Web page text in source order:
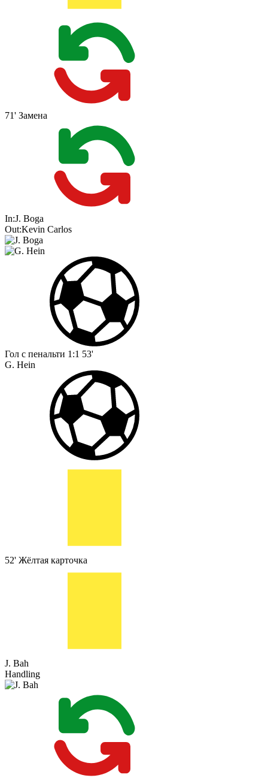
71' Замена
In:J. Boga
Out:Kevin Carlos
Гол с пенальти 1:1 53'
G. Hein
52' Жёлтая карточка
J. Bah
Handling